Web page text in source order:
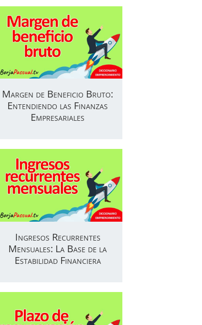
Margen de Beneficio Bruto:
Entendiendo las Finanzas
Empresariales
Ingresos Recurrentes
Mensuales: La Base de la
Estabilidad Financiera